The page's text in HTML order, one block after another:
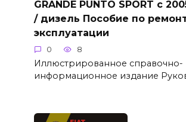
GRANDE PUNTO SPORT с
/ дизель Пособие по
эксплуатации
0 8
Иллюстрированное справочно-
информационное издание